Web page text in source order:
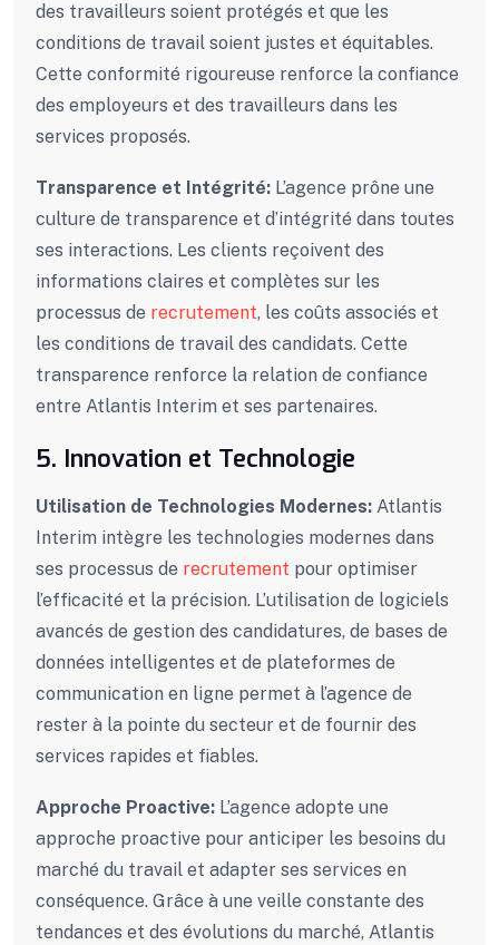
des travailleurs soient protégés et que les
conditions de travail soient justes et équitables.
Cette conformité rigoureuse renforce la confiance
des employeurs et des travailleurs dans les
services proposés.
Transparence et Intégrité: L’agence prône une
culture de transparence et d’intégrité dans toutes
ses interactions. Les clients reçoivent des
informations claires et complètes sur les
processus de recrutement, les coûts associés et
les conditions de travail des candidats. Cette
transparence renforce la relation de confiance
entre Atlantis Interim et ses partenaires.
5. Innovation et Technologie
Utilisation de Technologies Modernes: Atlantis
Interim intègre les technologies modernes dans
ses processus de recrutement pour optimiser
l’efficacité et la précision. L’utilisation de logiciels
avancés de gestion des candidatures, de bases de
données intelligentes et de plateformes de
communication en ligne permet à l’agence de
rester à la pointe du secteur et de fournir des
services rapides et fiables.
Approche Proactive: L’agence adopte une
approche proactive pour anticiper les besoins du
marché du travail et adapter ses services en
conséquence. Grâce à une veille constante des
tendances et des évolutions du marché, Atlantis